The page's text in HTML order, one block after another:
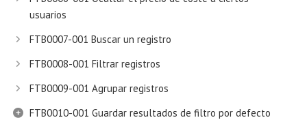
usuarios
FTB0007-001 Buscar un registro
FTB0008-001 Filtrar registros
FTB0009-001 Agrupar registros
FTB0010-001 Guardar resultados de filtro por defecto